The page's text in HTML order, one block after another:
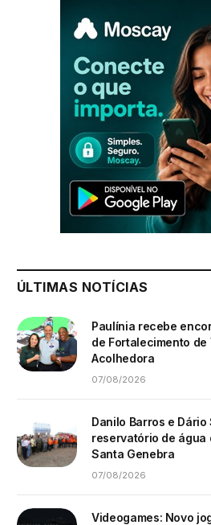
ÚLTIMAS NOTÍCIAS
Paulínia recebe
de Fortalecimento de
Acolhedora
07/08/2026
Danilo Barros e
reservatório de água
Santa Genebra
07/08/2026
Videogames: Novo